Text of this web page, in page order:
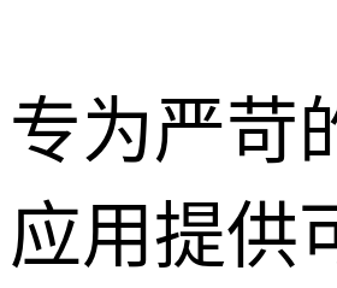
专为严苛
应用提供
深圳租赁服